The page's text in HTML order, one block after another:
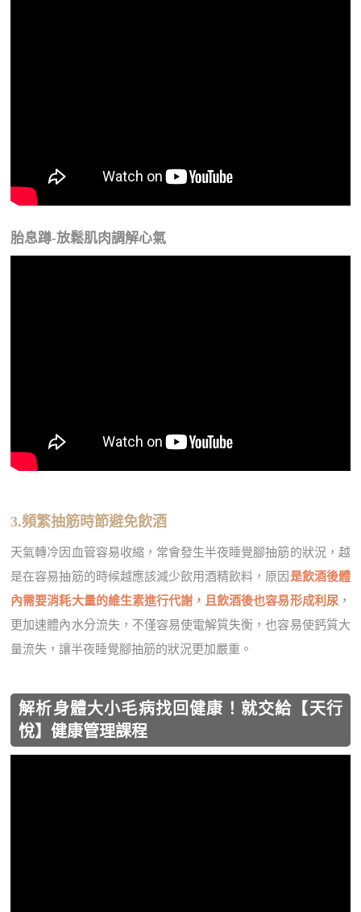
胎息蹲-放鬆肌肉調解心氣
3.頻繁抽筋時節避免飲酒
天氣轉冷因血管容易收縮，常會發生半夜睡覺腳抽筋的狀況，越
是在容易抽筋的時候越應該減少飲用酒精飲料，原因 是飲酒後體
內需要消耗大量的維生素進行代謝，且飲酒後也容易形成利尿，
更加速體內水分流失，不僅容易使電解質失衡，也容易使鈣質大
量流失，讓半夜睡覺腳抽筋的狀況更加嚴重。
解析身體大小毛病找回健康！就交給【天行
悅】健康管理課程